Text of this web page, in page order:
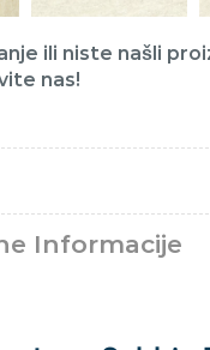
ili niste našli
nas!
Informacije